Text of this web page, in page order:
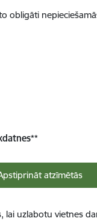
obligāti
**
atzīmētās
lai uzlabotu vietnes